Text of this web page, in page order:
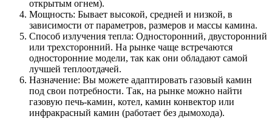
открытым огнем).
Мощность: Бывает высокой, средней и низкой, в
зависимости от параметров, размеров и массы камина.
Способ излучения тепла: Односторонний, двусторонний
или трехсторонний. На рынке чаще встречаются
односторонние модели, так как они обладают самой
лучшей теплоотдачей.
Назначение: Вы можете адаптировать газовый камин
под свои потребности. Так, на рынке можно найти
газовую печь-камин, котел, камин конвектор или
инфракрасный камин (работает без дымохода).